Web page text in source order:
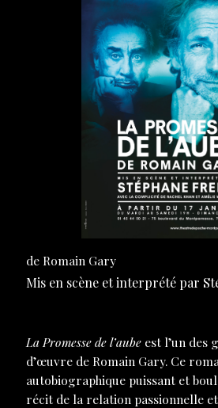
de Romain Gary
Mis en scène et interprété par
La Promesse de l’aubeest l’un des
d’œuvre de Romain Gary. Ce
autobiographique puissant et
récit de la relation passionnelle